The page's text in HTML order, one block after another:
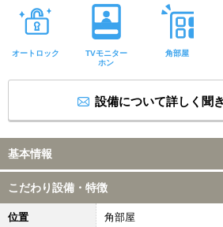
オートロック
TVモニター
ホン
角部屋
設備について詳しく聞
基本情報
こだわり設備・特徴
位置 角部屋